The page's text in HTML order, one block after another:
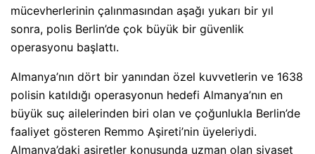
mücevherlerinin çalınmasından aşağı yukarı bir yıl
sonra, polis Berlin’de çok büyük bir güvenlik
operasyonu başlattı.
Almanya’nın dört bir yanından özel kuvvetlerin ve 1638
polisin katıldığı operasyonun hedefi Almanya’nın en
büyük suç ailelerinden biri olan ve çoğunlukla Berlin’de
faaliyet gösteren Remmo Aşireti’nin üyeleriydi.
Almanya’daki aşiretler konusunda uzman olan siyaset